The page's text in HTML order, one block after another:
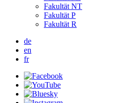
Fakultät NT
Fakultät P
Fakultät R
de
en
fr